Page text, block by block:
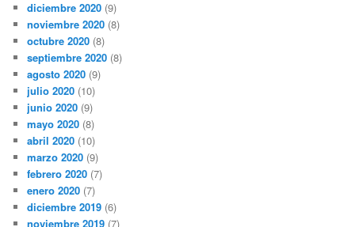
diciembre 2020 (9)
noviembre 2020 (8)
octubre 2020 (8)
septiembre 2020 (8)
agosto 2020 (9)
julio 2020 (10)
junio 2020 (9)
mayo 2020 (8)
abril 2020 (10)
marzo 2020 (9)
febrero 2020 (7)
enero 2020 (7)
diciembre 2019 (6)
noviembre 2019 (7)